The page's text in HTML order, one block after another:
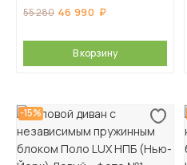
55 280 46 990
В корзину
-15%